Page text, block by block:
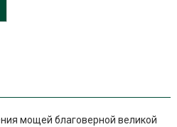
мощей благоверной великой